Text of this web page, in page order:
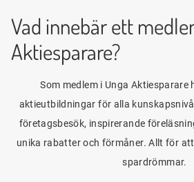
Vad innebär ett
Aktiesparare?
Som medlem i Unga Aktiesparare
aktieutbildningar för alla
företagsbesök, inspirerande
unika rabatter och förmåner. Allt för
spardrömmar.